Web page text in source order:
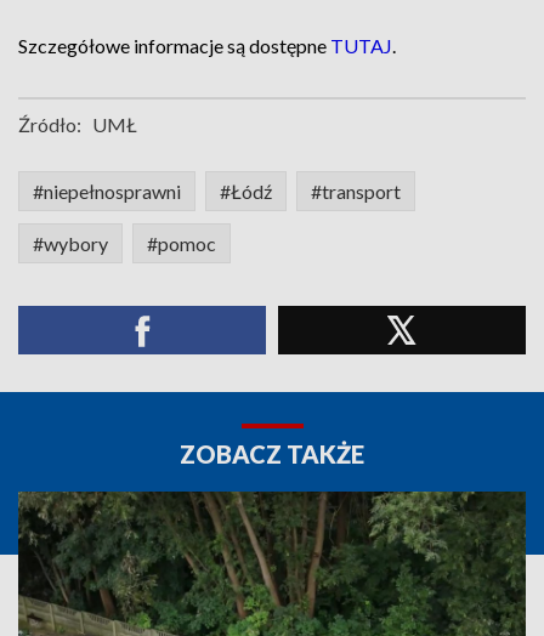
Szczegółowe informacje są dostępne TUTAJ.
Źródło: UMŁ
#niepełnosprawni #Łódź #transport
#wybory #pomoc
ZOBACZ TAKŻE